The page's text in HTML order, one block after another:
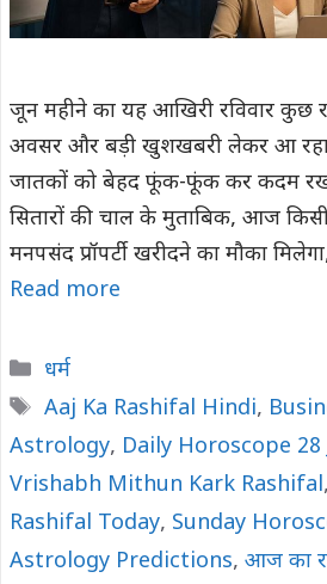
जून महीने का यह आखिरी रविवार कुछ
अवसर और बड़ी खुशखबरी लेकर आ रहा
जातकों को बेहद फूंक-फूंक कर कदम
सितारों की चाल के मुताबिक, आज
मनपसंद प्रॉपर्टी खरीदने का मौका
Read more
Categories
धर्म
Tags
Aaj Ka Rashifal Hindi,
Astrology, Daily Horoscope 28
Vrishabh Mithun Kark Rashifal,
Rashifal Today, Sunday
Astrology Predictions, आज का